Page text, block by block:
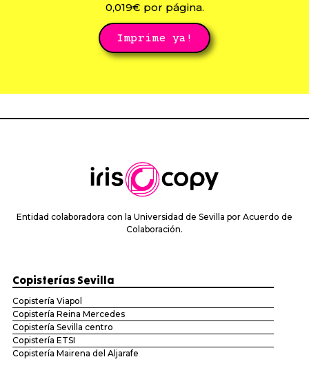
0,019€ por página.
Imprime ya!
Entidad colaboradora con la Universidad de Sevilla por Acuerdo de
Colaboración.
Copisterías Sevilla
Copistería Viapol
Copistería Reina Mercedes
Copistería Sevilla centro
Copistería ETSI
Copistería Mairena del Aljarafe